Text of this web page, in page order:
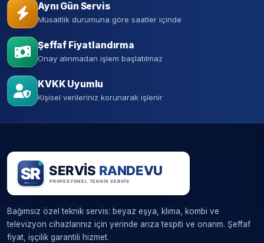
Aynı Gün Servis
Müsaitlik durumuna göre saatler içinde
Şeffaf Fiyatlandırma
Onay alınmadan işlem başlatılmaz
KVKK Uyumlu
Kişisel verileriniz korunarak işlenir
Bağımsız özel teknik servis: beyaz eşya, klima, kombi ve
televizyon cihazlarınız için yerinde arıza tespiti ve onarım. Şeffaf
fiyat, işçilik garantili hizmet.